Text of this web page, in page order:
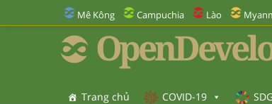
Mê Kông Campuchia Lào
Trang chủ COVID-19